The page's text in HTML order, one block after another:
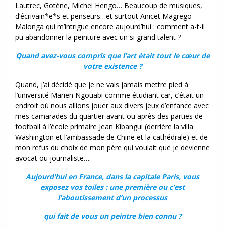
Lautrec, Gotène, Michel Hengo… Beaucoup de musiques,
d’écrivain*e*s et penseurs…et surtout Anicet Magrego
Malonga qui m’intrigue encore aujourd’hui : comment a-t-il
pu abandonner la peinture avec un si grand talent ?
Quand avez-vous compris que l’art était tout le cœur de
votre existence ?
Quand, j’ai décidé que je ne vais jamais mettre pied à
l’université Marien Ngouabi comme étudiant car, c’était un
endroit où nous allions jouer aux divers jeux d’enfance avec
mes camarades du quartier avant ou après des parties de
football à l’école primaire Jean Kibangui (derrière la villa
Washington et l’ambassade de Chine et la cathédrale) et de
mon refus du choix de mon père qui voulait que je devienne
avocat ou journaliste….
Aujourd’hui en France, dans la capitale Paris, vous
exposez vos toiles : une première ou c’est
l’aboutissement d’un processus
qui fait de vous un peintre bien connu ?